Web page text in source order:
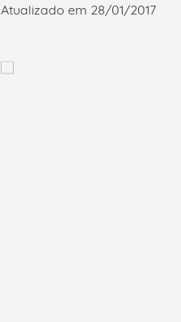
Atualizado em 28/01/2017